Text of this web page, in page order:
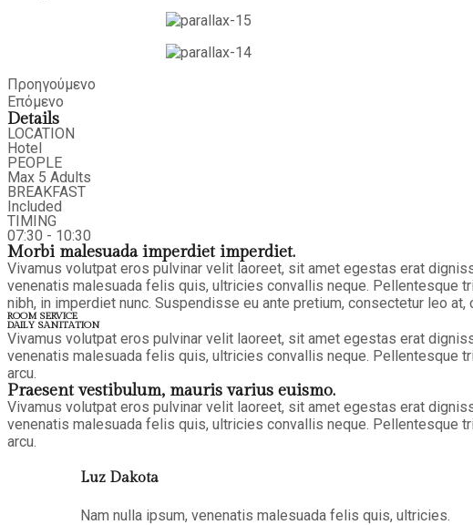
Προηγούμενο
Επόμενο
Details
LOCATION
Hotel
PEOPLE
Max 5 Adults
BREAKFAST
Included
TIMING
07:30 - 10:30
Morbi malesuada imperdiet imperdiet.
Vivamus volutpat eros pulvinar velit laoreet, sit amet egestas erat
venenatis malesuada felis quis, ultricies convallis neque. Pellentesque
nibh, in imperdiet nunc. Suspendisse eu ante pretium, consectetur leo at,
ROOM SERVICE
DAILY SANITATION
Vivamus volutpat eros pulvinar velit laoreet, sit amet egestas erat
venenatis malesuada felis quis, ultricies convallis neque. Pellentesque
arcu.
Praesent vestibulum, mauris varius euismo.
Vivamus volutpat eros pulvinar velit laoreet, sit amet egestas erat
venenatis malesuada felis quis, ultricies convallis neque. Pellentesque
arcu.
Luz Dakota
Nam nulla ipsum, venenatis malesuada felis quis, ultricies.